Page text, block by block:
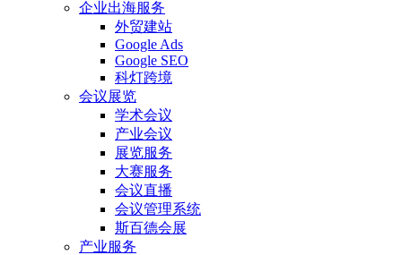
企业出海服务
外贸建站
Google Ads
Google SEO
科灯跨境
会议展览
学术会议
产业会议
展览服务
大赛服务
会议直播
会议管理系统
斯百德会展
产业服务